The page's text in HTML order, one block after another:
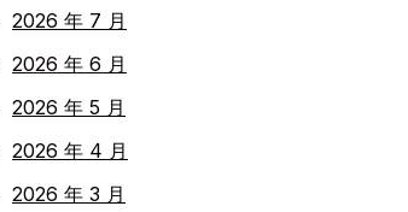
2026 年 7 月
2026 年 6 月
2026 年 5 月
2026 年 4 月
2026 年 3 月